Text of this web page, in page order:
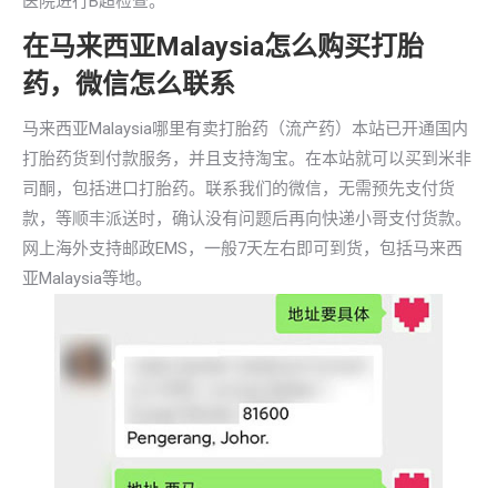
在马来西亚Malaysia怎么购买打胎
药，微信怎么联系
马来西亚Malaysia哪里有卖打胎药（流产药）本站已开通国内
打胎药货到付款服务，并且支持淘宝。在本站就可以买到米非
司酮，包括进口打胎药。联系我们的微信，无需预先支付货
款，等顺丰派送时，确认没有问题后再向快递小哥支付货款。
网上海外支持邮政EMS，一般7天左右即可到货，包括马来西
亚Malaysia等地。